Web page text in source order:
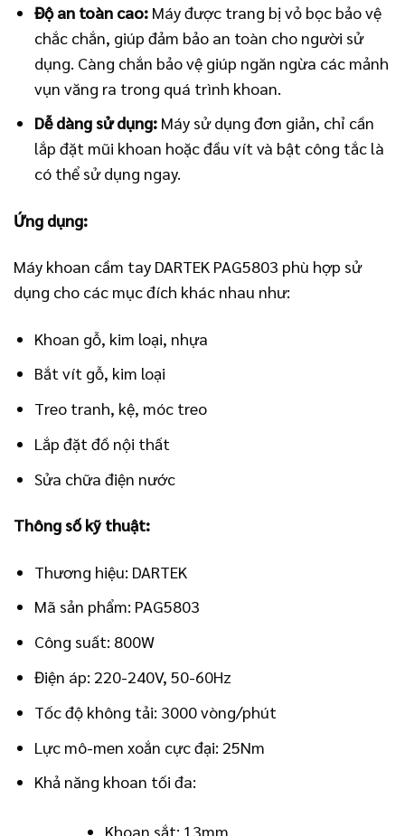
Độ an toàn cao: Máy được trang bị vỏ bọc bảo vệ
chắc chắn, giúp đảm bảo an toàn cho người sử
dụng. Càng chắn bảo vệ giúp ngăn ngừa các mảnh
vụn văng ra trong quá trình khoan.
Dễ dàng sử dụng: Máy sử dụng đơn giản, chỉ cần
lắp đặt mũi khoan hoặc đầu vít và bật công tắc là
có thể sử dụng ngay.
Ứng dụng:
Máy khoan cầm tay DARTEK PAG5803 phù hợp sử
dụng cho các mục đích khác nhau như:
Khoan gỗ, kim loại, nhựa
Bắt vít gỗ, kim loại
Treo tranh, kệ, móc treo
Lắp đặt đồ nội thất
Sửa chữa điện nước
Thông số kỹ thuật:
Thương hiệu: DARTEK
Mã sản phẩm: PAG5803
Công suất: 800W
Điện áp: 220-240V, 50-60Hz
Tốc độ không tải: 3000 vòng/phút
Lực mô-men xoắn cực đại: 25Nm
Khả năng khoan tối đa:
Khoan sắt: 13mm